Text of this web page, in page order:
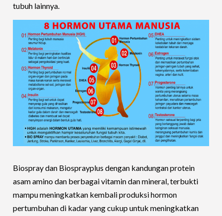
tubuh lainnya.
Biospray dan Biosprayplus dengan kandungan protein
asam amino dan berbagai vitamin dan mineral, terbukti
mampu meningkatkan kembali produksi hormon
pertumbuhan di kadar yang cukup untuk meningkatkan